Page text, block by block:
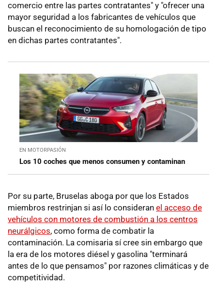
comercio entre las partes contratantes" y "ofrecer una
mayor seguridad a los fabricantes de vehículos que
buscan el reconocimiento de su homologación de tipo
en dichas partes contratantes".
EN MOTORPASIÓN
Los 10 coches que menos consumen y contaminan
Por su parte, Bruselas aboga por que los Estados
miembros restrinjan si así lo consideran el acceso de
vehículos con motores de combustión a los centros
neurálgicos, como forma de combatir la
contaminación. La comisaria sí cree sin embargo que
la era de los motores diésel y gasolina "terminará
antes de lo que pensamos" por razones climáticas y de
competitividad.